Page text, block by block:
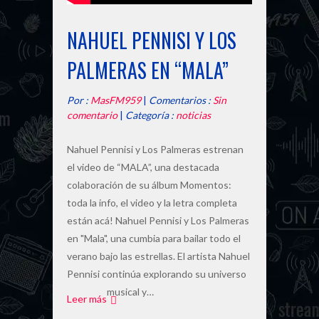
NAHUEL PENNISI Y LOS
PALMERAS EN “MALA”
Por : MasFM959| Comentarios : Sin
comentario| Categoría : noticias
Nahuel Pennisi y Los Palmeras estrenan
el video de “MALA”, una destacada
colaboración de su álbum Momentos:
toda la info, el video y la letra completa
están acá! Nahuel Pennisi y Los Palmeras
en "Mala", una cumbia para bailar todo el
verano bajo las estrellas. El artista Nahuel
Pennisi continúa explorando su universo
musical y…
Leer más